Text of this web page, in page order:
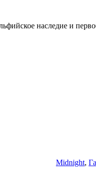
наследие и
Midnight,